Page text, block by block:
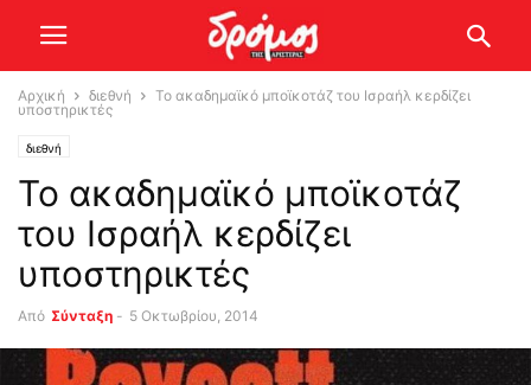
Αρχική διεθνή
Το ακαδημαϊκό μποϊκοτάζ του Ισραήλ κερδίζει
υποστηρικτές
διεθνή
Το ακαδημαϊκό μποϊκοτάζ
του Ισραήλ κερδίζει
υποστηρικτές
Από Σύνταξη - 5 Οκτωβρίου, 2014